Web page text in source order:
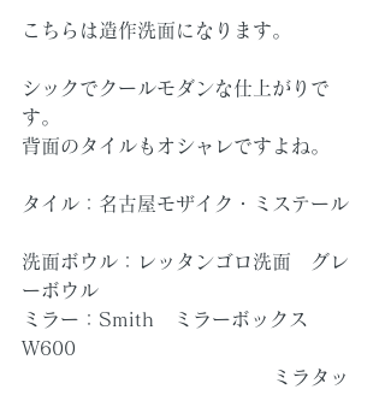
こちらは造作洗面になります。
シックでクールモダンな仕上がりで
す。
背面のタイルもオシャレですよね。
タイル：名古屋モザイク・ミステール
洗面ボウル：レッタンゴロ洗面　グレ
ーボウル
ミラー：Smith　ミラーボックス
W600
ミラタッ